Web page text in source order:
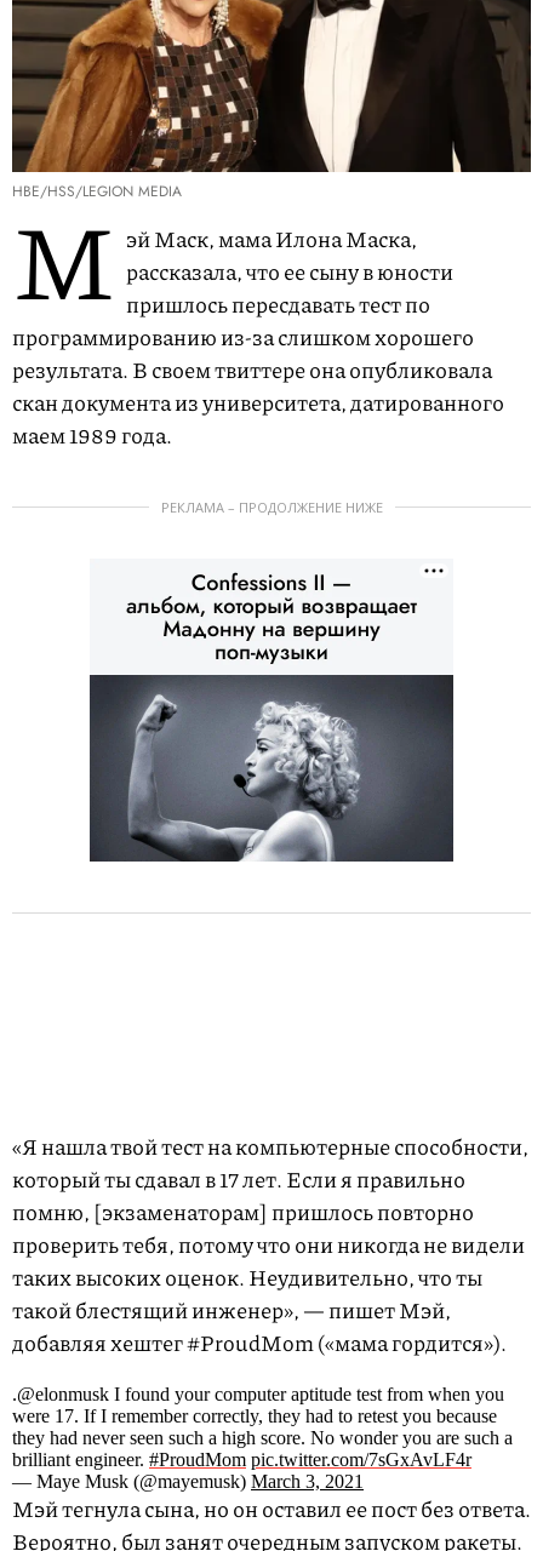
HBE/HSS/LEGION MEDIA
М эй Маск, мама Илона Маска,
рассказала, что ее сыну в юности
пришлось пересдавать тест по
программированию из-за слишком хорошего
результата. В своем твиттере она опубликовала
скан документа из университета, датированного
маем 1989 года.
РЕКЛАМА – ПРОДОЛЖЕНИЕ НИЖЕ
«Я нашла твой тест на компьютерные способности,
который ты сдавал в 17 лет. Если я правильно
помню, [экзаменаторам] пришлось повторно
проверить тебя, потому что они никогда не видели
таких высоких оценок. Неудивительно, что ты
такой блестящий инженер», — пишет Мэй,
добавляя хештег #ProudMom («мама гордится»).
.⁦⁦@elonmusk⁩ I found your computer aptitude test from when you
were 17. If I remember correctly, they had to retest you because
they had never seen such a high score. No wonder you are such a
brilliant engineer. #ProudMom pic.twitter.com/7sGxAvLF4r
— Maye Musk (@mayemusk) March 3, 2021
Мэй тегнула сына, но он оставил ее пост без ответа.
Вероятно, был заняточередным запускомракеты.